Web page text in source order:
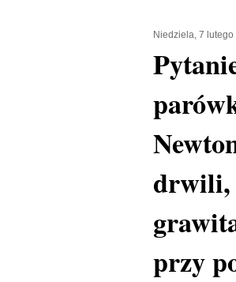
Niedziela, 7
drwili,
przy